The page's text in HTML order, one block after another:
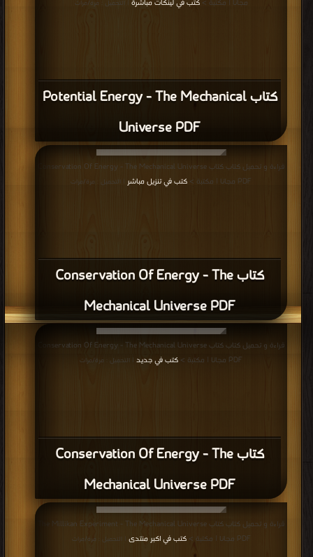
كتاب Potential Energy - The Mechanical
Universe PDF
مجانا | مكتبة >كتب في لينكات مباشرة | التحميل : مرة/مرات
كتاب Conservation Of Energy - The
Mechanical Universe PDF
قراءة و تحميل كتاب كتاب Conservation Of Energy - The Mechanical Universe
PDF مجانا | مكتبة >
كتب في تنزيل مباشر | التحميل : مرة/مرات
كتاب Conservation Of Energy - The
Mechanical Universe PDF
قراءة و تحميل كتاب كتاب Conservation Of Energy - The Mechanical Universe
PDF مجانا | مكتبة >
كتب في جديد | التحميل : مرة/مرات
قراءة و تحميل كتاب كتاب The Millikan Experiment - The Mechanical Universe
PDF مجانا | مكتبة >
كتب في اكبر منتدى | التحميل : مرة/مرات